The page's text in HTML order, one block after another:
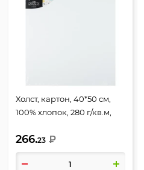
Холст, картон, 40*50 см,
100% хлопок, 280 г/кв.м,
170179
266.23 ₽